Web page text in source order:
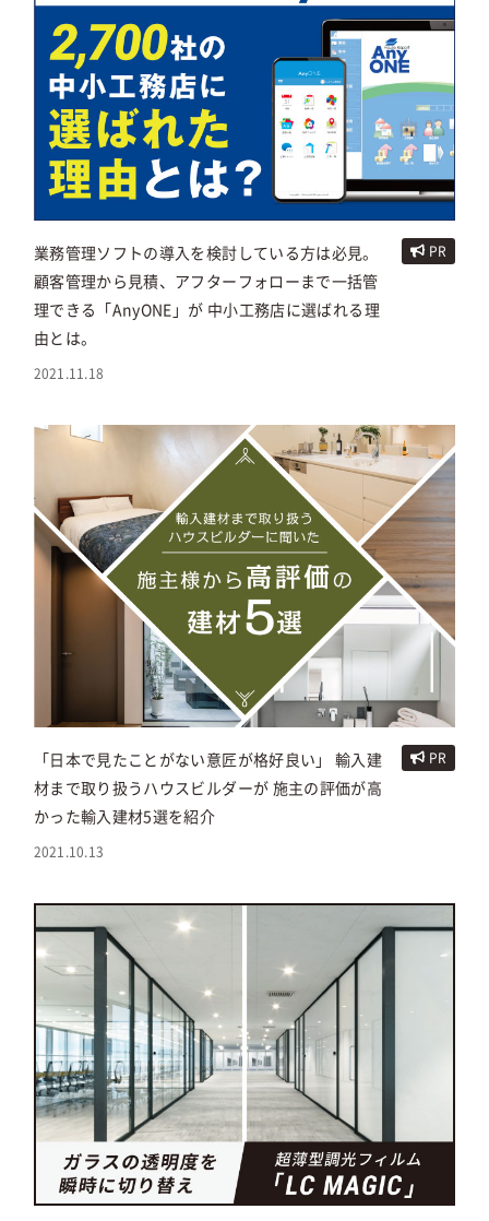
業務管理ソフトの導入を検討している方は必見。
顧客管理から見積、アフターフォローまで一括管
理できる「AnyONE」が 中小工務店に選ばれる理
由とは。
PR
2021.11.18
「日本で見たことがない意匠が格好良い」 輸入建
材まで取り扱うハウスビルダーが 施主の評価が高
かった輸入建材5選を紹介
PR
2021.10.13